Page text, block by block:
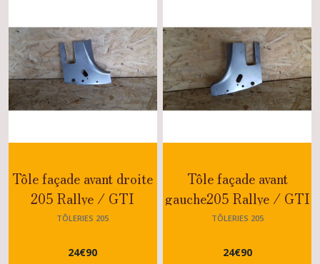
Tôle façade avant droite
205 Rallye / GTI
TÔLERIES 205
24€90
Tôle façade avant
gauche205 Rallye / GTI
TÔLERIES 205
24€90